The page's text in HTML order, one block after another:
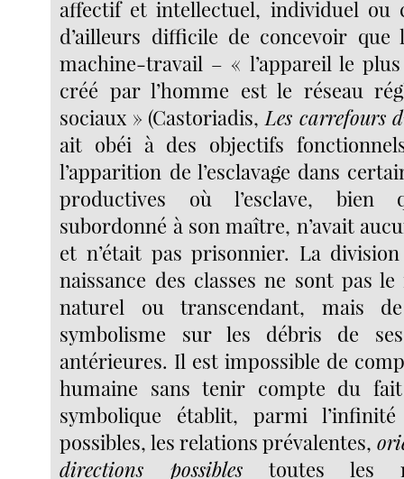
affectif et intellectuel, individuel ou
d’ailleurs difficile de concevoir que
machine-travail – « l’appareil le
créé par l’homme est le réseau
sociaux » (Castoriadis, Les carrefours
ait obéi à des objectifs
l’apparition de l’esclavage dans
productives où l’esclave, bien
subordonné à son maître, n’avait
et n’était pas prisonnier. La
naissance des classes ne sont pas
naturel ou transcendant, mais
symbolisme sur les débris de
antérieures. Il est impossible de
humaine sans tenir compte du fait
symbolique établit, parmi
possibles, les relations prévalentes,
directions possiblestoutes les